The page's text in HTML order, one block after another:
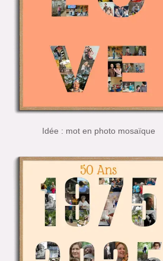
Idée : mot en photo mosaïque